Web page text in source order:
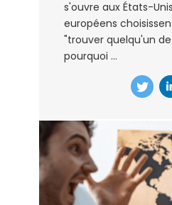
s'ouvre aux États-
européens
"trouver quelqu'un
pourquoi ...